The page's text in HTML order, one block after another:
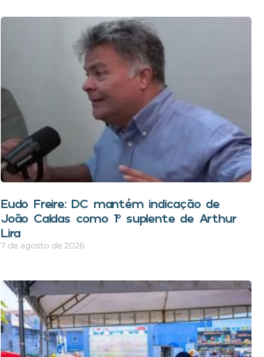
Eudo Freire: DC mantém indicação de
João Caldas como 1º suplente de Arthur
Lira
7 de agosto de 2026